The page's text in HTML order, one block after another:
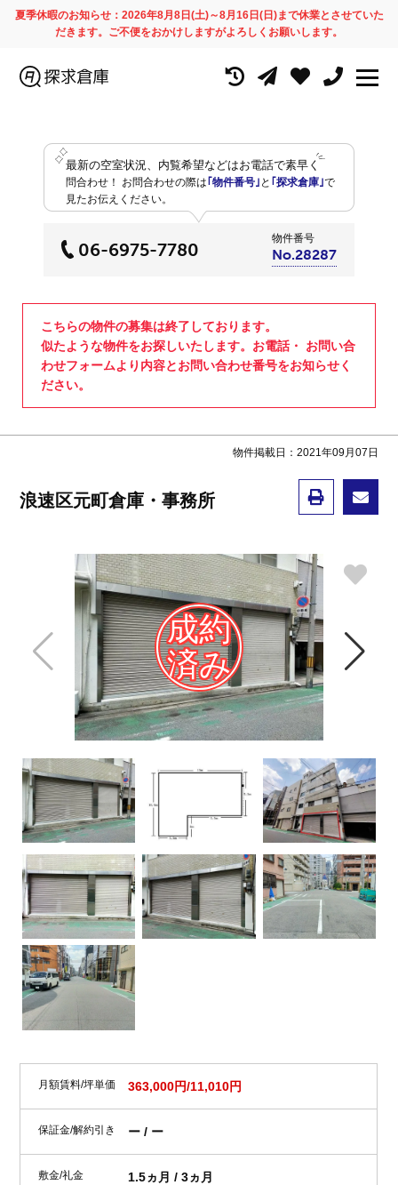
夏季休暇のお知らせ：2026年8月8日(土)～8月16日(日)まで休業とさせていた
だきます。ご不便をおかけしますがよろしくお願いします。
最新の空室状況、内覧希望などはお電話で素早く
問合わせ！ お問合わせの際は ｢物件番号｣ と ｢探求倉庫｣で
見たお伝えください。
06-6975-7780
物件番号
No.28287
こちらの物件の募集は終了しております。
似たような物件をお探しいたします。お電話・ お問い合
わせフォームより内容とお問い合わせ番号をお知らせく
ださい。
物件掲載日：2021年09月07日
浪速区元町倉庫・事務所
月額賃料/坪単価 363,000円/11,010円
保証金/解約引き ー / ー
敷金/礼金 1.5ヵ月 / 3ヵ月